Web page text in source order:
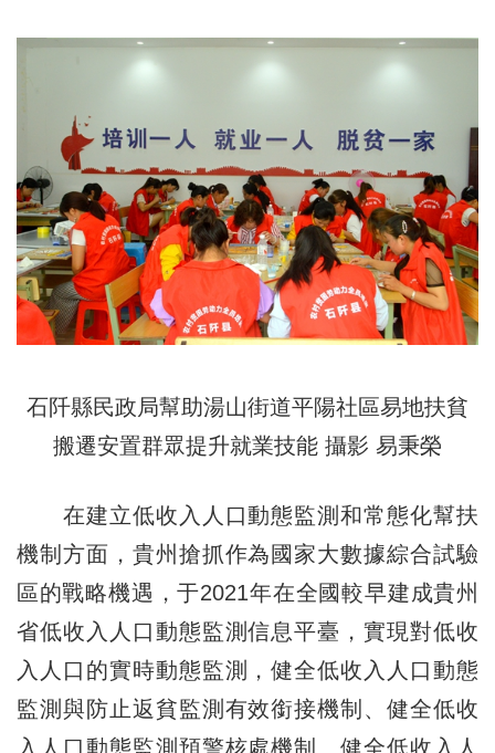
石阡縣民政局幫助湯山街道平陽社區易地扶貧
搬遷安置群眾提升就業技能 攝影 易秉榮
在建立低收入人口動態監測和常態化幫扶
機制方面，貴州搶抓作為國家大數據綜合試驗
區的戰略機遇，于2021年在全國較早建成貴州
省低收入人口動態監測信息平臺，實現對低收
入人口的實時動態監測，健全低收入人口動態
監測與防止返貧監測有效銜接機制、健全低收
入人口動態監測預警核處機制、健全低收入人